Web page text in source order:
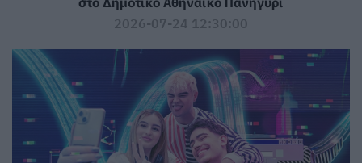
2026-07-24 12:30:00